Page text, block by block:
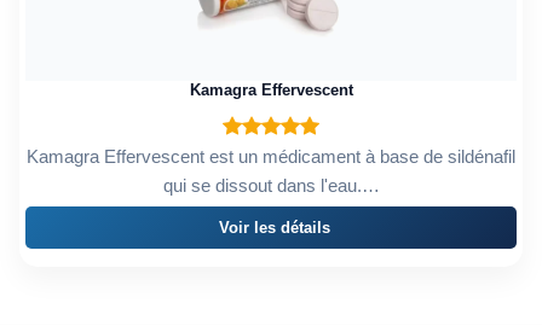
Kamagra Effervescent
Kamagra Effervescent est un médicament à base de sildénafil
qui se dissout dans l'eau.…
Voir les détails